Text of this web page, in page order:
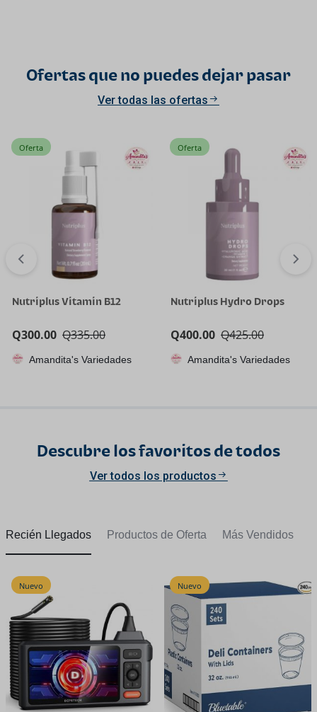
Ofertas que no puedes dejar pasar
Ver todas las ofertas
Oferta
Nutriplus Vitamin B12
Q335.00
Q300.00
Amandita's Variedades
Oferta
Nutriplus Hydro Drops
Q425.00
Q400.00
Amandita's Variedades
Descubre los favoritos de todos
Ver todos los productos
Recién Llegados Productos de Oferta Más Vendidos
Nuevo Nuevo